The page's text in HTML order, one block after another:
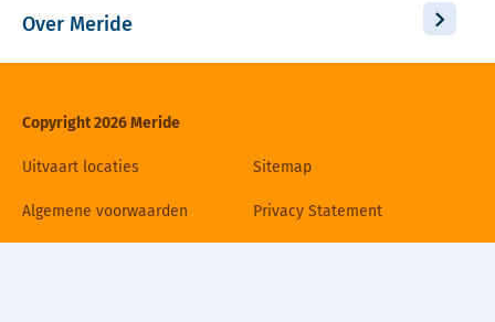
Over Meride
Copyright 2026 Meride
Uitvaart locaties Sitemap
Algemene voorwaarden Privacy Statement